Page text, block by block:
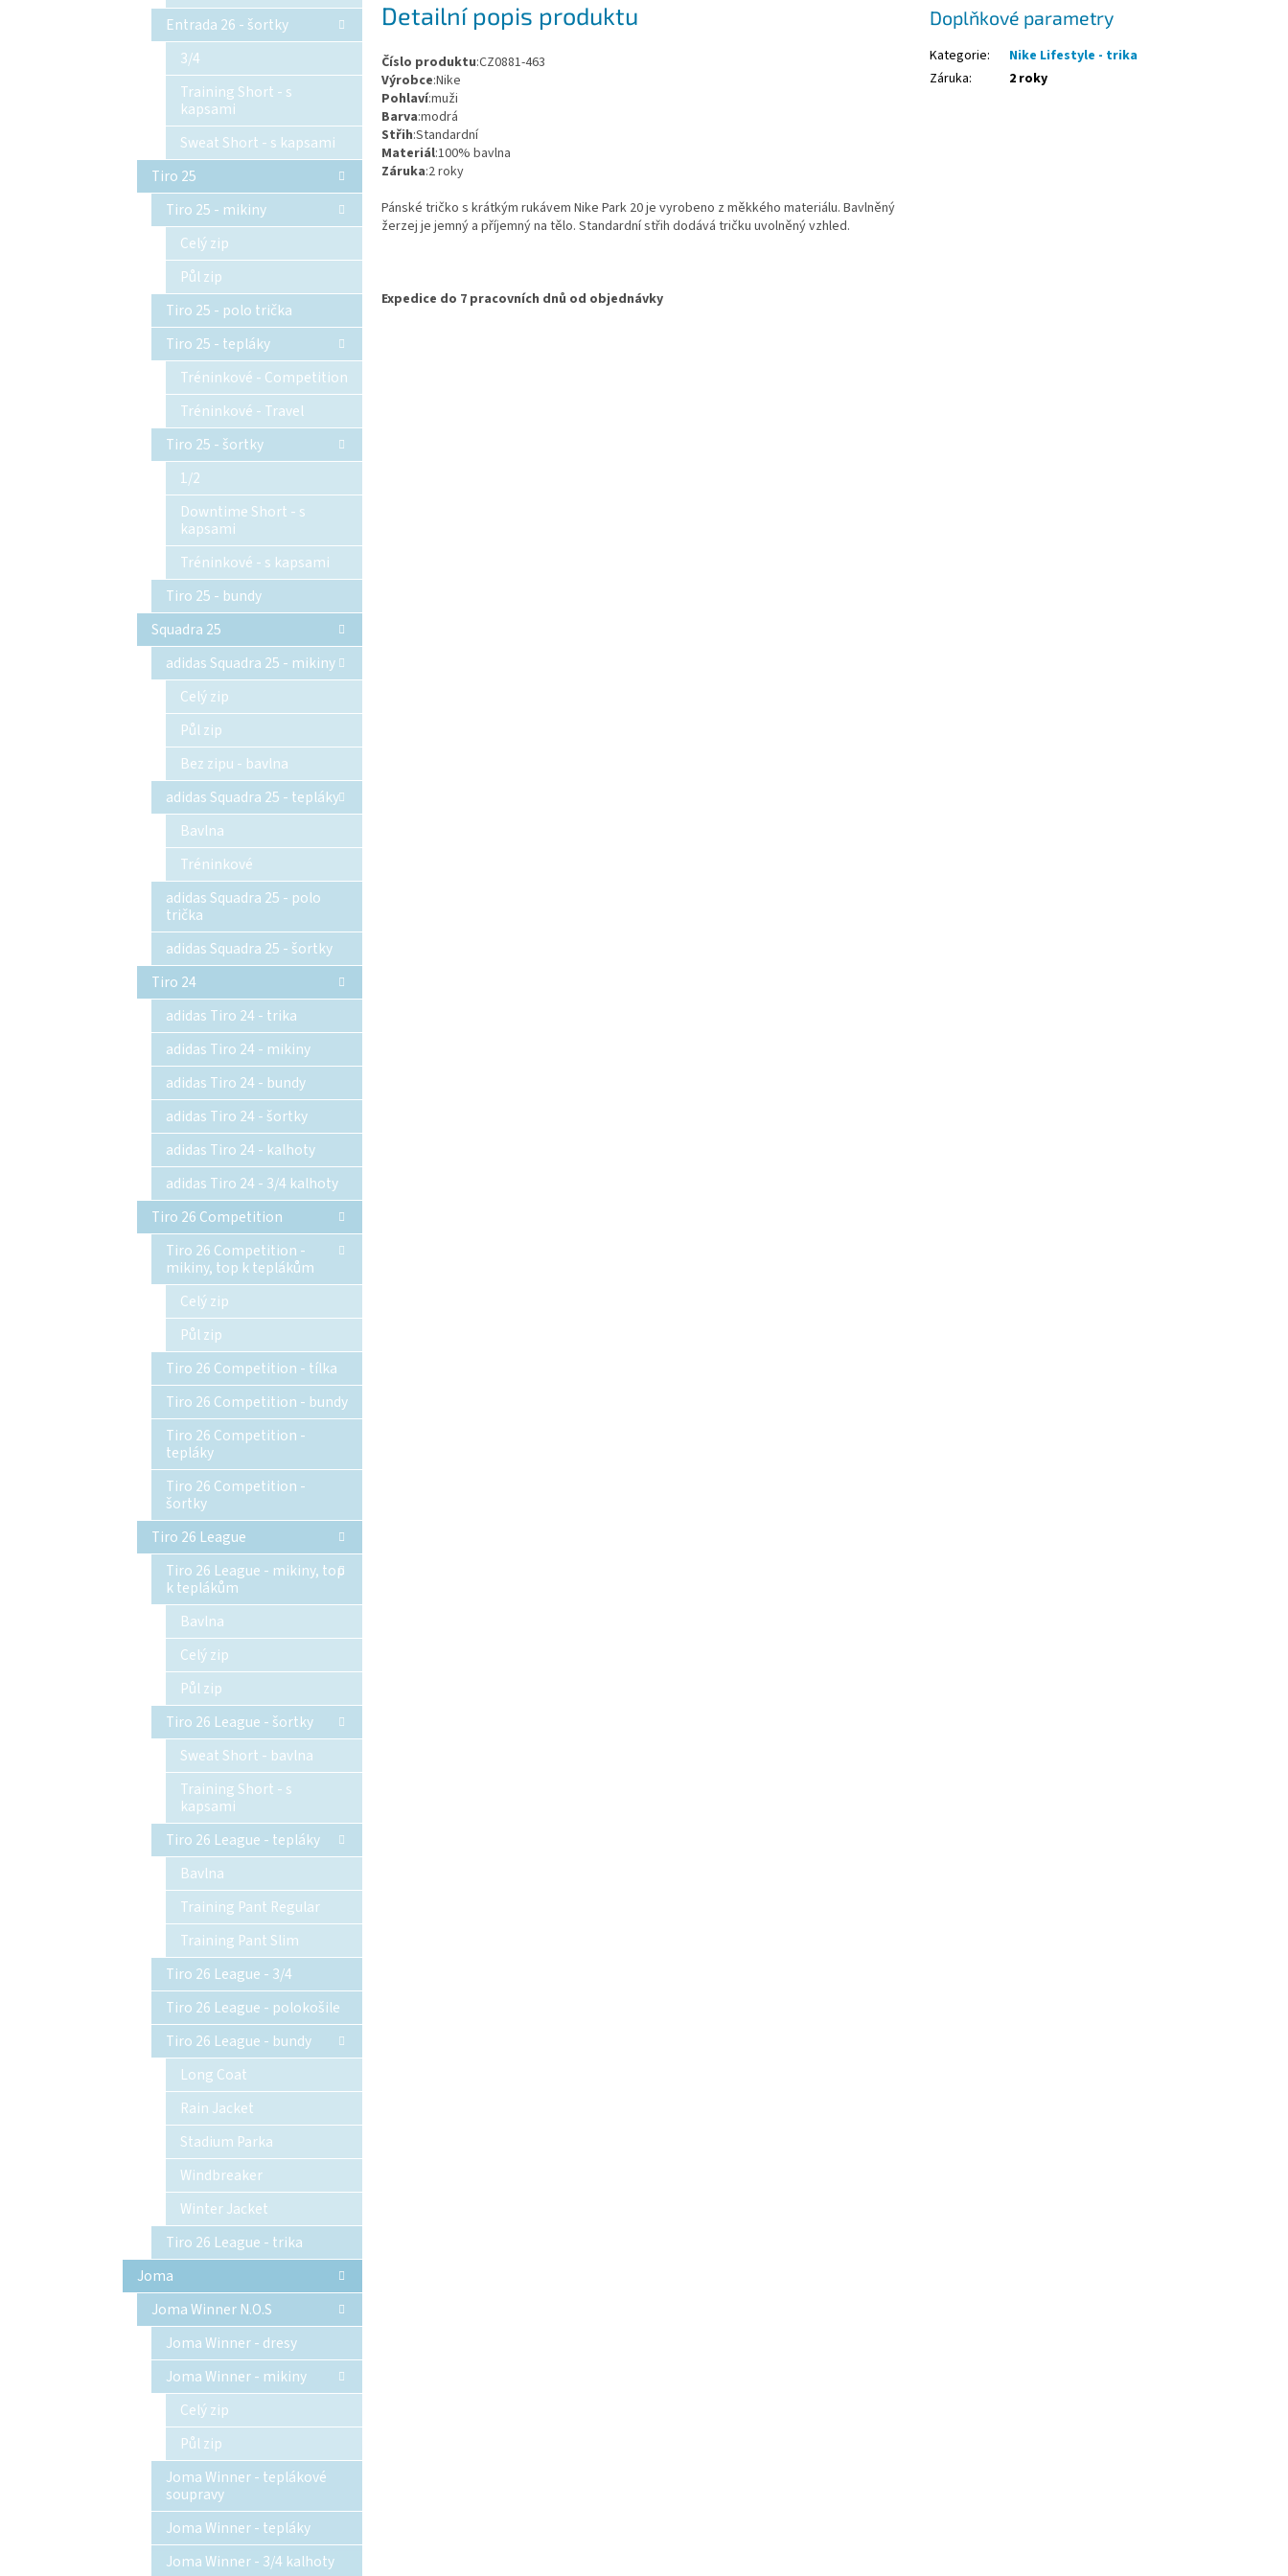
Entrada 26 - šortky
3/4
Training Short - s
kapsami
Sweat Short - s kapsami
Tiro 25
Tiro 25 - mikiny
Celý zip
Půl zip
Tiro 25 - polo trička
Tiro 25 - tepláky
Tréninkové - Competition
Tréninkové - Travel
Tiro 25 - šortky
1/2
Downtime Short - s
kapsami
Tréninkové - s kapsami
Tiro 25 - bundy
Squadra 25
adidas Squadra 25 - mikiny
Celý zip
Půl zip
Bez zipu - bavlna
adidas Squadra 25 - tepláky
Bavlna
Tréninkové
adidas Squadra 25 - polo
trička
adidas Squadra 25 - šortky
Tiro 24
adidas Tiro 24 - trika
adidas Tiro 24 - mikiny
adidas Tiro 24 - bundy
adidas Tiro 24 - šortky
adidas Tiro 24 - kalhoty
adidas Tiro 24 - 3/4 kalhoty
Tiro 26 Competition
Tiro 26 Competition -
mikiny, top k teplákům
Celý zip
Půl zip
Tiro 26 Competition - tílka
Tiro 26 Competition - bundy
Tiro 26 Competition -
tepláky
Tiro 26 Competition -
šortky
Tiro 26 League
Tiro 26 League - mikiny, top
k teplákům
Bavlna
Celý zip
Půl zip
Tiro 26 League - šortky
Sweat Short - bavlna
Training Short - s
kapsami
Tiro 26 League - tepláky
Bavlna
Training Pant Regular
Training Pant Slim
Tiro 26 League - 3/4
Tiro 26 League - polokošile
Tiro 26 League - bundy
Long Coat
Rain Jacket
Stadium Parka
Windbreaker
Winter Jacket
Tiro 26 League - trika
Joma
Joma Winner N.O.S
Joma Winner - dresy
Joma Winner - mikiny
Celý zip
Půl zip
Joma Winner - teplákové
soupravy
Joma Winner - tepláky
Joma Winner - 3/4 kalhoty
Detailní popis produktu
Číslo produktu:CZ0881-463
Výrobce:Nike
Pohlaví:muži
Barva:modrá
Střih:Standardní
Materiál:100% bavlna
Záruka:2 roky
Pánské tričko s krátkým rukávem Nike Park 20 je vyrobeno z měkkého materiálu. Bavlněný
žerzej je jemný a příjemný na tělo. Standardní střih dodává tričku uvolněný vzhled.
Expedice do 7 pracovních dnů od objednávky
Doplňkové parametry
Kategorie:
Nike Lifestyle - trika
Záruka: 2 roky